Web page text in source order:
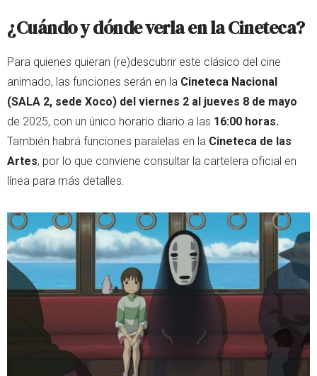
¿Cuándo y dónde verla en la Cineteca?
Para quienes quieran (re)descubrir este clásico del cine
animado, las funciones serán en la Cineteca Nacional
(SALA 2, sede Xoco) del viernes 2 al jueves 8 de mayo
de 2025, con un único horario diario a las 16:00 horas.
También habrá funciones paralelas en la Cineteca de las
Artes, por lo que conviene consultar la cartelera oficial en
línea para más detalles.